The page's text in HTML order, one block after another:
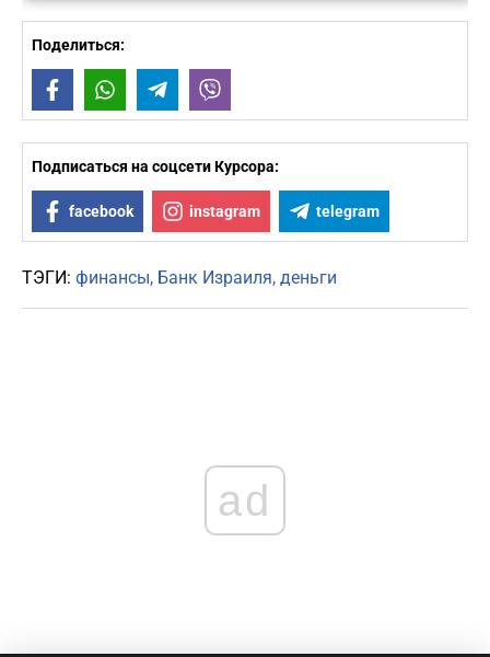
Поделиться:
FacebookWhatsAppTelegram
Подписаться на соцсети Курсора:
facebook instagram telegram
ТЭГИ: финансы Банк Израиля деньги
ad